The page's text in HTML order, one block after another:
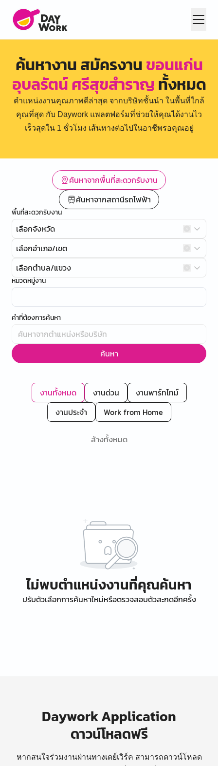
ค้นหางาน สมัครงานขอนแก่น
อุบลรัตน์ ศรีสุขสำราญทั้งหมด
ตำแหน่งงานคุณภาพดีล่าสุด จากบริษัทชั้นนำ ในพื้นที่ใกล้
คุณที่สุด กับ Daywork แพลตฟอร์มที่ช่วยให้คุณได้งานไว
เร็วสุดใน 1 ชั่วโมง เส้นทางต่อไปในอาชีพรอคุณอยู่
ค้นหาจากพื้นที่สะดวกรับงาน
ค้นหาจากสถานีรถไฟฟ้า
พื้นที่สะดวกรับงาน
เลือกจังหวัด
เลือกอำเภอ/เขต
เลือกตำบล/แขวง
หมวดหมู่งาน
คำที่ต้องการค้นหา
ค้นหา
งานทั้งหมด งานด่วน
งานพาร์ทไทม์
งานประจำ
Work from Home
ล้างทั้งหมด
ไม่พบตำแหน่งงานที่คุณค้นหา
ปรับตัวเลือกการค้นหาใหม่หรือตรวจสอบตัวสะกดอีกครั้ง
Daywork Application
ดาวน์โหลดฟรี
หากสนใจร่วมงานผ่านทางเดย์เวิร์ค สามารถดาวน์โหลด